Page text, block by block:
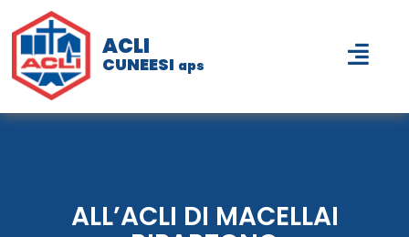
ACLI
CUNEESI aps
ALL’ACLI DI MACELLAI